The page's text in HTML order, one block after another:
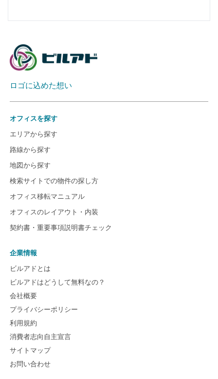
ロゴに込めた想い
オフィスを探す
エリアから探す
路線から探す
地図から探す
検索サイトでの物件の探し方
オフィス移転マニュアル
オフィスのレイアウト・内装
契約書・重要事項説明書チェック
企業情報
ビルアドとは
ビルアドはどうして無料なの？
会社概要
プライバシーポリシー
利用規約
消費者志向自主宣言
サイトマップ
お問い合わせ